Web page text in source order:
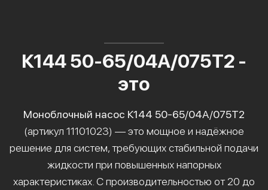
К144 50-65/04А/075Т2 -
это
Моноблочный насос К144 50-65/04А/075Т2
(артикул 11101023) — это мощное и надёжное
решение для систем, требующих стабильной подачи
жидкости при повышенных напорных
характеристиках. С производительностью от 20 до